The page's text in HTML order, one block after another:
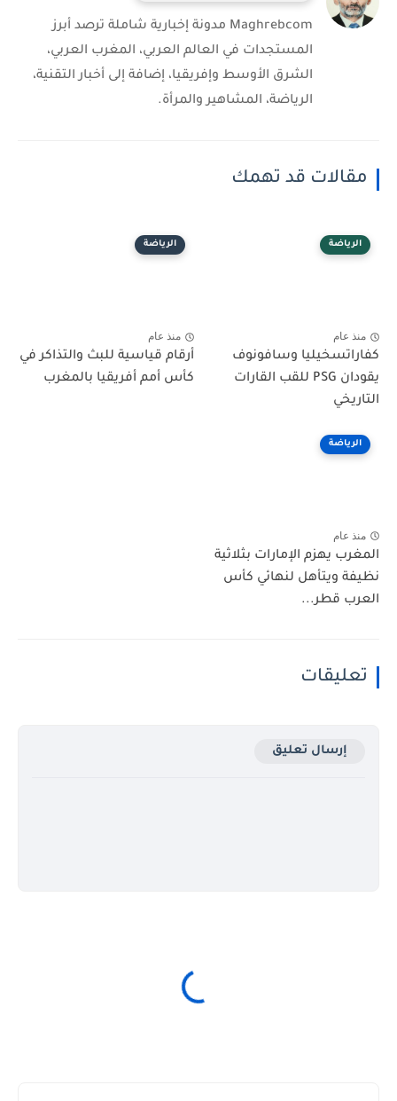
Maghrebcom مدونة إخبارية شاملة ترصد أبرز
المستجدات في العالم العربي، المغرب العربي،
الشرق الأوسط وإفريقيا، إضافة إلى أخبار التقنية،
الرياضة، المشاهير والمرأة.
مقالات قد تهمك
الرياضة
منذ عام
كفاراتسخيليا وسافونوف
يقودان PSG للقب القارات
التاريخي
الرياضة
منذ عام
أرقام قياسية للبث والتذاكر في
كأس أمم أفريقيا بالمغرب
الرياضة
منذ عام
المغرب يهزم الإمارات بثلاثية
نظيفة ويتأهل لنهائي كأس
العرب قطر...
تعليقات
إرسال تعليق